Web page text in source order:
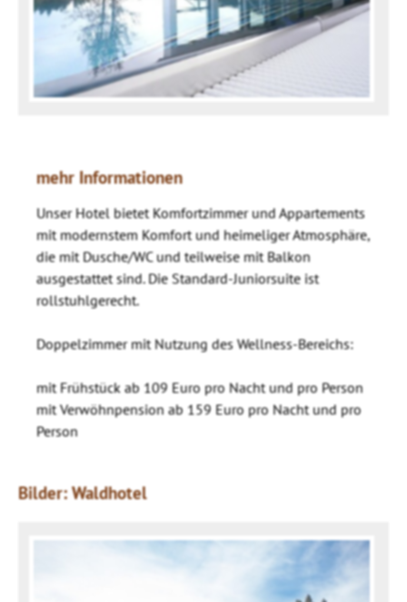
mehr Informationen
Unser Hotel bietet Komfortzimmer und Appartements
mit modernstem Komfort und heimeliger Atmosphäre,
die mit Dusche/WC und teilweise mit Balkon
ausgestattet sind. Die Standard-Juniorsuite ist
rollstuhlgerecht.
Doppelzimmer mit Nutzung des Wellness-Bereichs:
mit Frühstück ab 109 Euro pro Nacht und pro Person
mit Verwöhnpension ab 159 Euro pro Nacht und pro
Person
Bilder: Waldhotel